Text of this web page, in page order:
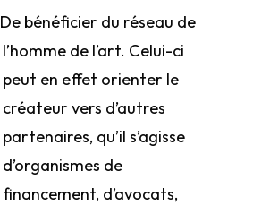
De bénéficier du réseau de
l’homme de l’art. Celui-ci
peut en effet orienter le
créateur vers d’autres
partenaires, qu’il s’agisse
d’organismes de
financement, d’avocats,